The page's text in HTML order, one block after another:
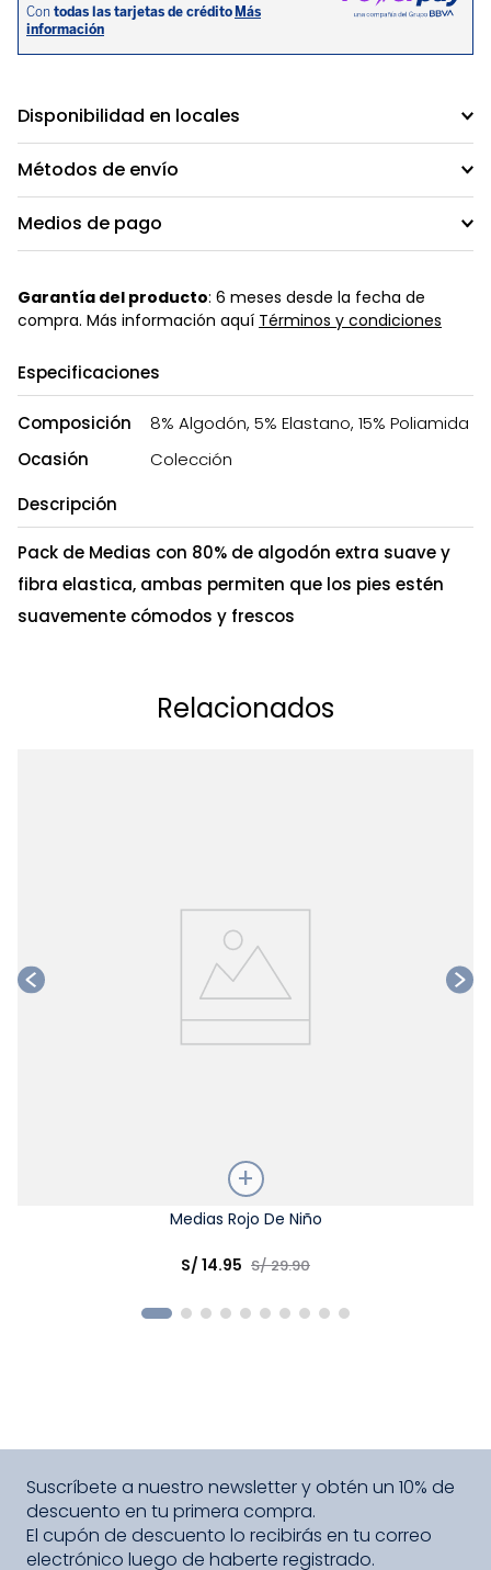
Disponibilidad en locales
Métodos de envío
Medios de pago
Garantía del producto: 6 meses desde la fecha de
compra. Más información aquí Términos y condiciones
Especificaciones
Composición
8% Algodón, 5% Elastano, 15% Poliamida
Ocasión
Colección
Descripción
Pack de Medias con 80% de algodón extra suave y
fibra elastica, ambas permiten que los pies estén
suavemente cómodos y frescos
Relacionados
Medias Rojo De Niño
S/14.95 S/29.90
Suscríbete a nuestro newsletter y obtén un 10% de
descuento en tu primera compra.
El cupón de descuento lo recibirás en tu correo
electrónico luego de haberte registrado.